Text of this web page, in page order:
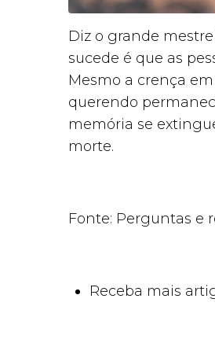
Diz o grande
sucede é que as
Mesmo a crença
querendo
memória se
morte.
Fonte: Perguntas e
Receba mais